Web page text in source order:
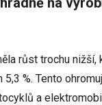
růst trochu
%. Tento
a